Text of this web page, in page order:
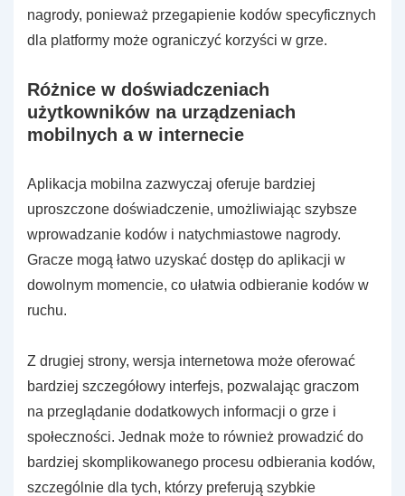
nagrody, ponieważ przegapienie kodów specyficznych
dla platformy może ograniczyć korzyści w grze.
Różnice w doświadczeniach
użytkowników na urządzeniach
mobilnych a w internecie
Aplikacja mobilna zazwyczaj oferuje bardziej
uproszczone doświadczenie, umożliwiając szybsze
wprowadzanie kodów i natychmiastowe nagrody.
Gracze mogą łatwo uzyskać dostęp do aplikacji w
dowolnym momencie, co ułatwia odbieranie kodów w
ruchu.
Z drugiej strony, wersja internetowa może oferować
bardziej szczegółowy interfejs, pozwalając graczom
na przeglądanie dodatkowych informacji o grze i
społeczności. Jednak może to również prowadzić do
bardziej skomplikowanego procesu odbierania kodów,
szczególnie dla tych, którzy preferują szybkie